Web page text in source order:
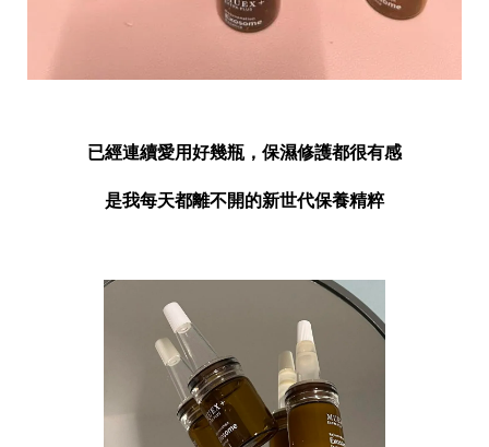
已經連續愛用好幾瓶，保濕修護都很有感
是我每天都離不開的新世代保養精粹